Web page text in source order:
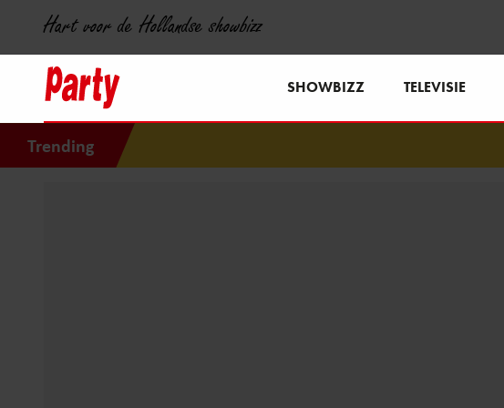
Hart voor de Hollandse showbizz
SHOWBIZZ TELEVISIE
Trending